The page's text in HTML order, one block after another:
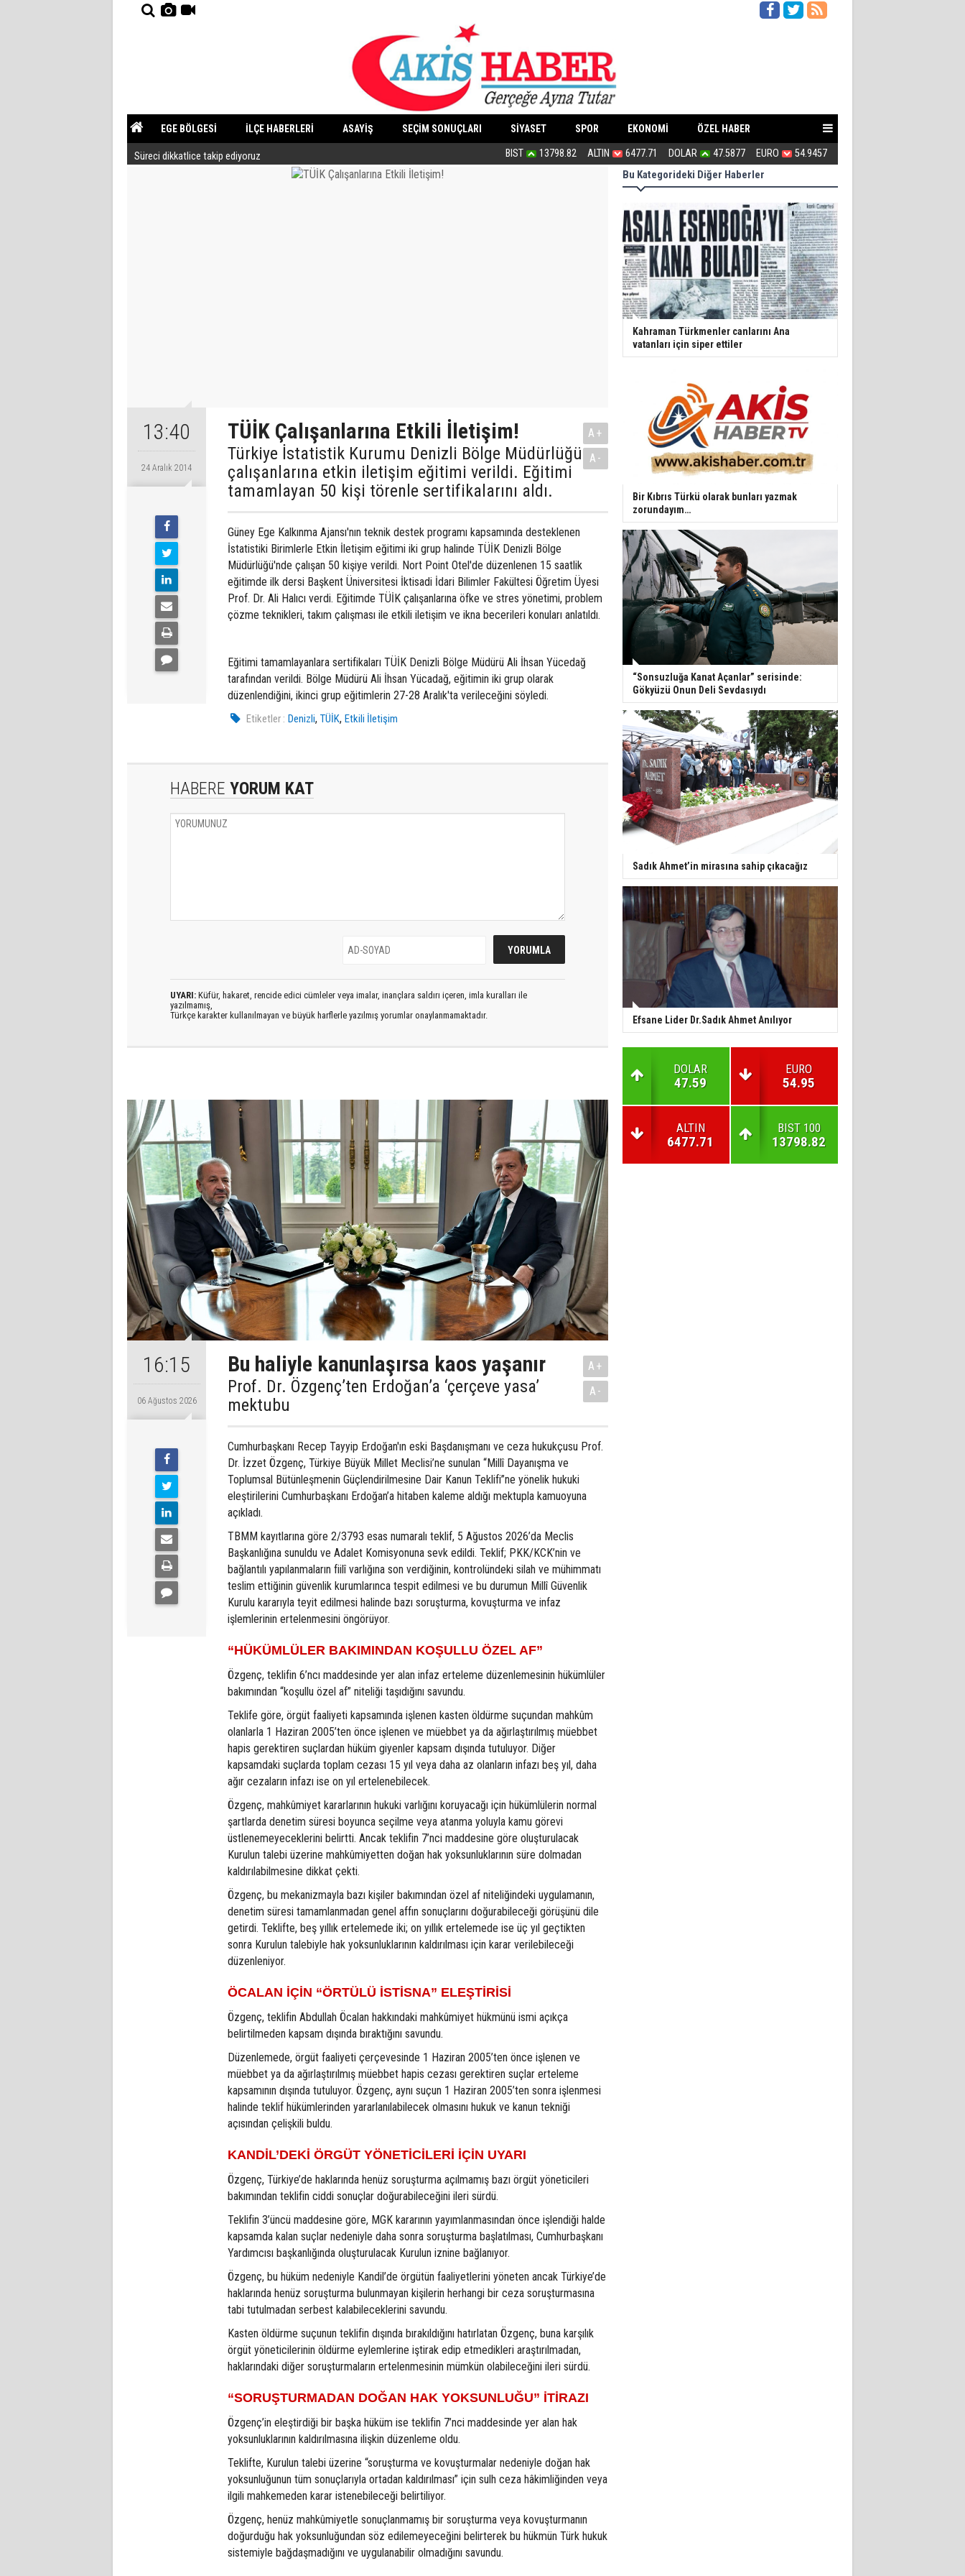
EGE BÖLGESİ İLÇE HABERLERİ ASAYİŞ SEÇİM SONUÇLARI SİYASET SPOR EKONOMİ ÖZEL HABER
YAZARLAR GÜNDEM
Süreci dikkatlice takip ediyoruz Bu tasarı af anlamı taşıyor...
BIST 13798.82 ALTIN 6477.71 DOLAR 47.5877 EURO 54.9457
13:40
24 Aralık 2014
TÜİK Çalışanlarına Etkili İletişim!
Türkiye İstatistik Kurumu Denizli Bölge Müdürlüğü
çalışanlarına etkin iletişim eğitimi verildi. Eğitimi
tamamlayan 50 kişi törenle sertifikalarını aldı.
A+
A-
Güney Ege Kalkınma Ajansı'nın teknik destek programı kapsamında desteklenen
İstatistiki Birimlerle Etkin İletişim eğitimi iki grup halinde TÜİK Denizli Bölge
Müdürlüğü'nde çalışan 50 kişiye verildi. Nort Point Otel'de düzenlenen 15 saatlik
eğitimde ilk dersi Başkent Üniversitesi İktisadi İdari Bilimler Fakültesi Öğretim Üyesi
Prof. Dr. Ali Halıcı verdi. Eğitimde TÜİK çalışanlarına öfke ve stres yönetimi, problem
çözme teknikleri, takım çalışması ile etkili iletişim ve ikna becerileri konuları anlatıldı.
Eğitimi tamamlayanlara sertifikaları TÜİK Denizli Bölge Müdürü Ali İhsan Yücedağ
tarafından verildi. Bölge Müdürü Ali İhsan Yücadağ, eğitimin iki grup olarak
düzenlendiğini, ikinci grup eğitimlerin 27-28 Aralık'ta verileceğini söyledi.
Etiketler : Denizli,TÜİK,Etkili İletişim
HABERE YORUM KAT
UYARI: Küfür, hakaret, rencide edici cümleler veya imalar, inançlara saldırı içeren, imla kuralları ile
yazılmamış,
Türkçe karakter kullanılmayan ve büyük harflerle yazılmış yorumlar onaylanmamaktadır.
16:15
06 Ağustos 2026
Bu haliyle kanunlaşırsa kaos yaşanır
Prof. Dr. Özgenç’ten Erdoğan’a ‘çerçeve yasa’
mektubu
A+
A-
Cumhurbaşkanı Recep Tayyip Erdoğan'ın eski Başdanışmanı ve ceza hukukçusu Prof.
Dr. İzzet Özgenç, Türkiye Büyük Millet Meclisi’ne sunulan “Millî Dayanışma ve
Toplumsal Bütünleşmenin Güçlendirilmesine Dair Kanun Teklifi”ne yönelik hukuki
eleştirilerini Cumhurbaşkanı Erdoğan’a hitaben kaleme aldığı mektupla kamuoyuna
açıkladı.
TBMM kayıtlarına göre 2/3793 esas numaralı teklif, 5 Ağustos 2026’da Meclis
Başkanlığına sunuldu ve Adalet Komisyonuna sevk edildi. Teklif; PKK/KCK’nin ve
bağlantılı yapılanmaların fiilî varlığına son verdiğinin, kontrolündeki silah ve mühimmatı
teslim ettiğinin güvenlik kurumlarınca tespit edilmesi ve bu durumun Millî Güvenlik
Kurulu kararıyla teyit edilmesi halinde bazı soruşturma, kovuşturma ve infaz
işlemlerinin ertelenmesini öngörüyor.
“HÜKÜMLÜLER BAKIMINDAN KOŞULLU ÖZEL AF”
Özgenç, teklifin 6’ncı maddesinde yer alan infaz erteleme düzenlemesinin hükümlüler
bakımından “koşullu özel af” niteliği taşıdığını savundu.
Teklife göre, örgüt faaliyeti kapsamında işlenen kasten öldürme suçundan mahkûm
olanlarla 1 Haziran 2005’ten önce işlenen ve müebbet ya da ağırlaştırılmış müebbet
hapis gerektiren suçlardan hüküm giyenler kapsam dışında tutuluyor. Diğer
kapsamdaki suçlarda toplam cezası 15 yıl veya daha az olanların infazı beş yıl, daha
ağır cezaların infazı ise on yıl ertelenebilecek.
Özgenç, mahkûmiyet kararlarının hukuki varlığını koruyacağı için hükümlülerin normal
şartlarda denetim süresi boyunca seçilme veya atanma yoluyla kamu görevi
üstlenemeyeceklerini belirtti. Ancak teklifin 7’nci maddesine göre oluşturulacak
Kurulun talebi üzerine mahkûmiyetten doğan hak yoksunluklarının süre dolmadan
kaldırılabilmesine dikkat çekti.
Özgenç, bu mekanizmayla bazı kişiler bakımından özel af niteliğindeki uygulamanın,
denetim süresi tamamlanmadan genel affın sonuçlarını doğurabileceği görüşünü dile
getirdi. Teklifte, beş yıllık ertelemede iki; on yıllık ertelemede ise üç yıl geçtikten
sonra Kurulun talebiyle hak yoksunluklarının kaldırılması için karar verilebileceği
düzenleniyor.
ÖCALAN İÇİN “ÖRTÜLÜ İSTİSNA” ELEŞTİRİSİ
Özgenç, teklifin Abdullah Öcalan hakkındaki mahkûmiyet hükmünü ismi açıkça
belirtilmeden kapsam dışında bıraktığını savundu.
Düzenlemede, örgüt faaliyeti çerçevesinde 1 Haziran 2005’ten önce işlenen ve
müebbet ya da ağırlaştırılmış müebbet hapis cezası gerektiren suçlar erteleme
kapsamının dışında tutuluyor. Özgenç, aynı suçun 1 Haziran 2005’ten sonra işlenmesi
halinde teklif hükümlerinden yararlanılabilecek olmasını hukuk ve kanun tekniği
açısından çelişkili buldu.
KANDİL’DEKİ ÖRGÜT YÖNETİCİLERİ İÇİN UYARI
Özgenç, Türkiye’de haklarında henüz soruşturma açılmamış bazı örgüt yöneticileri
bakımından teklifin ciddi sonuçlar doğurabileceğini ileri sürdü.
Teklifin 3’üncü maddesine göre, MGK kararının yayımlanmasından önce işlendiği halde
kapsamda kalan suçlar nedeniyle daha sonra soruşturma başlatılması, Cumhurbaşkanı
Yardımcısı başkanlığında oluşturulacak Kurulun iznine bağlanıyor.
Özgenç, bu hüküm nedeniyle Kandil’de örgütün faaliyetlerini yöneten ancak Türkiye’de
haklarında henüz soruşturma bulunmayan kişilerin herhangi bir ceza soruşturmasına
tabi tutulmadan serbest kalabileceklerini savundu.
Kasten öldürme suçunun teklifin dışında bırakıldığını hatırlatan Özgenç, buna karşılık
örgüt yöneticilerinin öldürme eylemlerine iştirak edip etmedikleri araştırılmadan,
haklarındaki diğer soruşturmaların ertelenmesinin mümkün olabileceğini ileri sürdü.
“SORUŞTURMADAN DOĞAN HAK YOKSUNLUĞU” İTİRAZI
Özgenç’in eleştirdiği bir başka hüküm ise teklifin 7’nci maddesinde yer alan hak
yoksunluklarının kaldırılmasına ilişkin düzenleme oldu.
Teklifte, Kurulun talebi üzerine “soruşturma ve kovuşturmalar nedeniyle doğan hak
yoksunluğunun tüm sonuçlarıyla ortadan kaldırılması” için sulh ceza hâkimliğinden veya
ilgili mahkemeden karar istenebileceği belirtiliyor.
Özgenç, henüz mahkûmiyetle sonuçlanmamış bir soruşturma veya kovuşturmanın
doğurduğu hak yoksunluğundan söz edilemeyeceğini belirterek bu hükmün Türk hukuk
sistemiyle bağdaşmadığını ve uygulanabilir olmadığını savundu.
Bu Kategorideki Diğer Haberler
Kahraman Türkmenler canlarını Ana
vatanları için siper ettiler
Bir Kıbrıs Türkü olarak bunları yazmak
zorundayım…
“Sonsuzluğa Kanat Açanlar” serisinde:
Gökyüzü Onun Deli Sevdasıydı
Sadık Ahmet’in mirasına sahip çıkacağız
Efsane Lider Dr.Sadık Ahmet Anılıyor
DOLAR
47.59
EURO
54.95
ALTIN
6477.71
BIST 100
13798.82